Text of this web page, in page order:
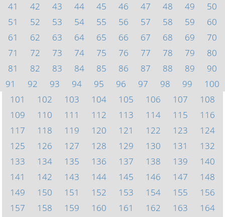
41
42 43 44 45 46 47 48 49
50
51
52 53 54 55 56 57 58 59
60
61
62 63 64 65 66 67 68 69
70
71
72 73 74 75 76 77 78 79
80
81
82 83 84 85 86 87 88 89
90
91
92 93 94 95 96 97 98 99
100
101
102 103 104 105 106 107
108
109
110 111 112 113 114 115
116
117
118 119 120 121 122 123
124
125
126 127 128 129 130 131
132
133
134 135 136 137 138 139
140
141
142 143 144 145 146 147
148
149
150 151 152 153 154 155
156
157
158 159 160 161 162 163
164